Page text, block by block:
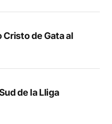
de Gata al
de la Lliga